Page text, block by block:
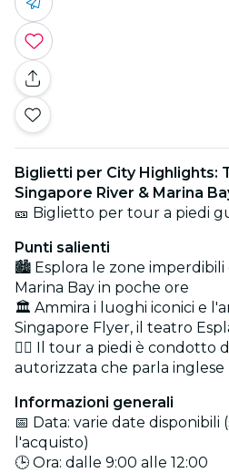
Biglietti per City Highlights:
Singapore River & Marina
🎫 Biglietto per tour a piedi
Punti salienti
🏙️ Esplora le zone imperdibili
Marina Bay in poche ore
🏛️ Ammira i luoghi iconici e
Singapore Flyer, il teatro
🚶‍♂️ Il tour a piedi è condotto
autorizzata che parla inglese
Informazioni generali
📅 Data: varie date disponibili
l'acquisto)
🕒 Ora: dalle 9:00 alle 12:00